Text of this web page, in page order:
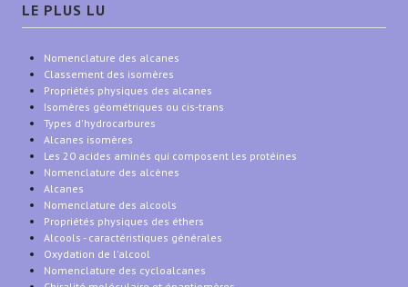
LE PLUS LU
Nomenclature des alcanes
Classement des isomères
Propriétés physiques des alcanes
Isomères géométriques ou cis-trans
Types d'hydrocarbures
Alcanes isomères
Les 20 acides aminés qui composent les protéines
Nomenclature des alcènes
Alcanes
Nomenclature des alcools
Propriétés physiques des éthers
Alcools - caractéristiques générales
Oxydation de l'alcool
Nomenclature des cycloalcanes